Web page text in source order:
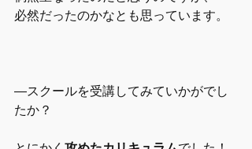
必然だったのかなとも思っています。
―スクールを受講してみていかがでし
たか？